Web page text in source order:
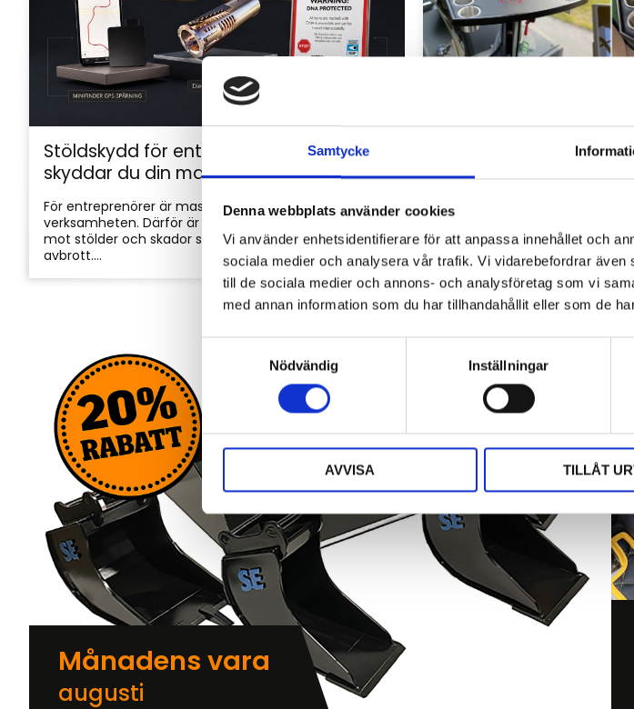
Samtycke
Denna webbplats använder cookies
Vi använder enhetsidentifierare för att anpassa innehållet och
sociala medier och analysera vår trafik. Vi vidarebefordrar
till de sociala medier och annons- och analysföretag som vi
med annan information som du har tillhandahållit eller som de
t
y
k
a
Nödvändig Inställningar
AVVISA TILLÅT
Stöldskydd för entreprenadmaskiner: så
skyddar du din maskin och utrustning
För entreprenörer är maskinerna hjärtat i
verksamheten. Därför är det viktigt att skydda dem
mot stölder och skador som kan orsaka kostsamma
avbrott....
som gör stor skillnad
Traktorhytten är för många
arbetet utförs. Det är
Månadens vara
augusti